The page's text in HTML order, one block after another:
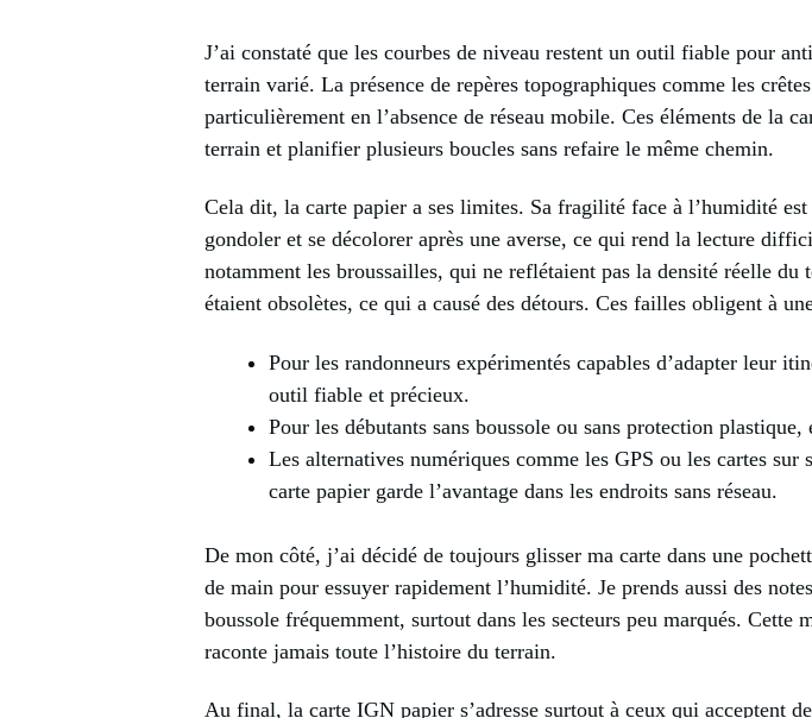
J’ai constaté que les courbes de niveau restent un outil fiable pour
terrain varié. La présence de repères topographiques comme les
particulièrement en l’absence de réseau mobile. Ces éléments de la
terrain et planifier plusieurs boucles sans refaire le même chemin.
Cela dit, la carte papier a ses limites. Sa fragilité face à l’humidité
gondoler et se décolorer après une averse, ce qui rend la lecture
notamment les broussailles, qui ne reflétaient pas la densité réelle
étaient obsolètes, ce qui a causé des détours. Ces failles obligent à
Pour les randonneurs expérimentés capables d’adapter leur
outil fiable et précieux.
Pour les débutants sans boussole ou sans protection
Les alternatives numériques comme les GPS ou les cartes
carte papier garde l’avantage dans les endroits sans réseau.
De mon côté, j’ai décidé de toujours glisser ma carte dans une
de main pour essuyer rapidement l’humidité. Je prends aussi des
boussole fréquemment, surtout dans les secteurs peu marqués.
raconte jamais toute l’histoire du terrain.
Au final, la carte IGN papier s’adresse surtout à ceux qui acceptent